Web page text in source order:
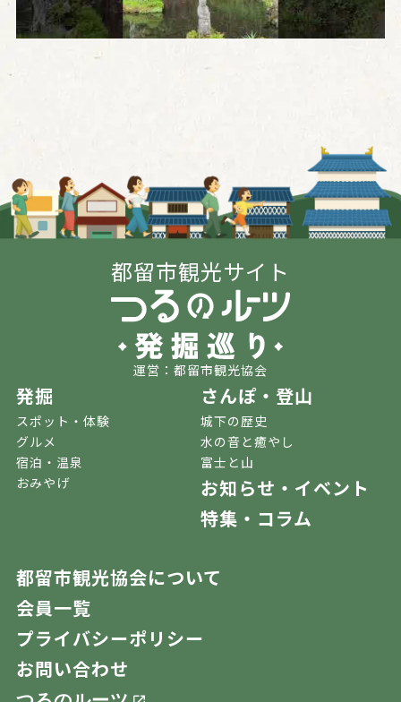
都留市観光サイト
運営：都留市観光協会
発掘
スポット・体験
グルメ
宿泊・温泉
おみやげ
さんぽ・登山
城下の歴史
水の音と癒やし
富士と山
お知らせ・イベント
特集・コラム
都留市観光協会について
会員一覧
プライバシーポリシー
お問い合わせ
つるのルーツ